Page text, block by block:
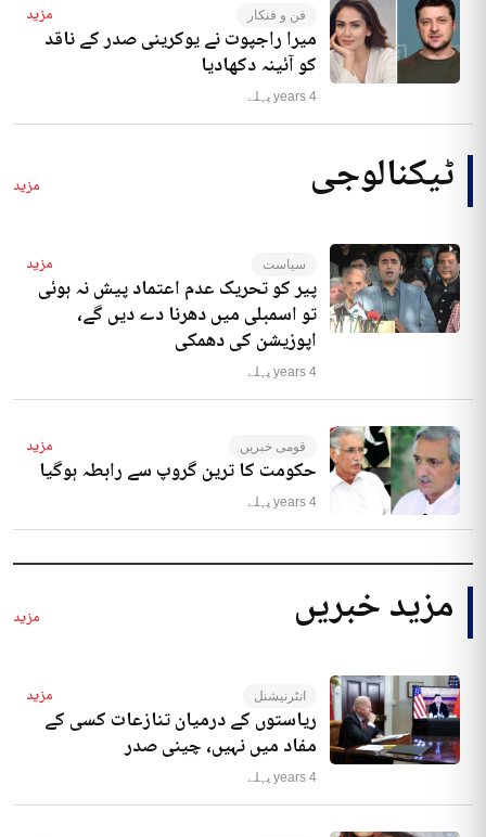
فن و فنکار مزید
میرا راجپوت نے یوکرینی صدر کے ناقد
کو آئینہ دکھادیا
4 years پہلے
ٹیکنالوجی مزید
سیاست مزید
پیر کو تحریک عدم اعتماد پیش نہ ہوئی
تو اسمبلی میں دھرنا دے دیں گے،
اپوزیشن کی دھمکی
4 years پہلے
قومی خبریں مزید
حکومت کا ترین گروپ سے رابطہ ہوگیا
4 years پہلے
مزید خبریں مزید
انٹرنیشنل مزید
ریاستوں کے درمیان تنازعات کسی کے
مفاد میں نہیں، چینی صدر
4 years پہلے